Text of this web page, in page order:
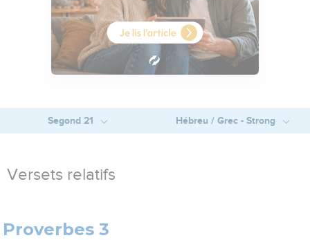
Segond 21 Hébreu / Grec - Strong
Versets relatifs
Proverbes 3